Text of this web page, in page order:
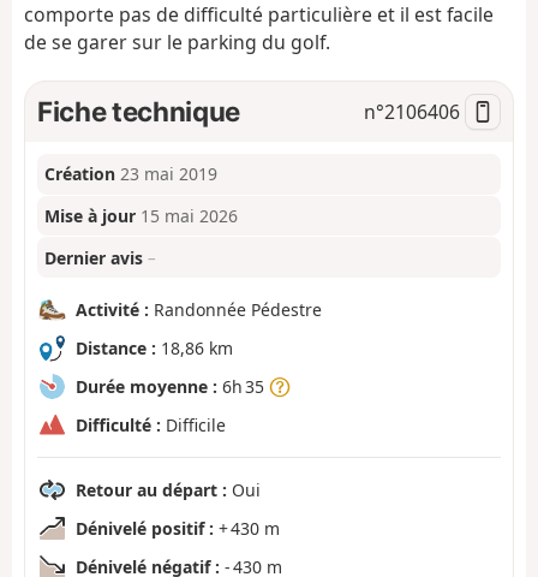
i
comporte pas de difficulté particulière et il est facile
de se garer sur le parking du golf.
Fiche technique n°2106406
Création 23 mai 2019
Mise à jour 15 mai 2026
Dernier avis –
Activité : Randonnée Pédestre
Distance : 18,86 km
Durée moyenne : 6h 35
Difficulté : Difficile
Retour au départ : Oui
Dénivelé positif : + 430 m
Dénivelé négatif : - 430 m